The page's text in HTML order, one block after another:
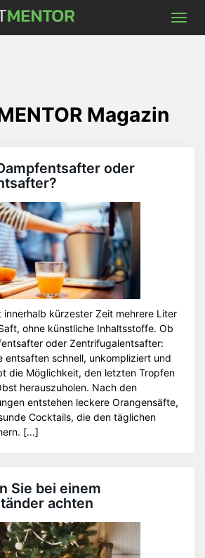
Magazin
oder
innerhalb kürzester Zeit mehrere Liter
ohne künstliche Inhaltsstoffe. Ob
oder Zentrifugalentsafter:
entsaften schnell, unkompliziert und
die Möglichkeit, den letzten Tropfen
herauszuholen. Nach den
entstehen leckere Orangensäfte,
Cocktails, die den täglichen
[…]
Sie bei einem
achten